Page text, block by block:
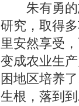
学习贯彻七一重要讲
2018年国家网络安全
习近平新时代中国特
春节期间侵犯假冒行
朱有勇的
研究，取得
里安然享受
变成农业生
困地区培养
生根，落到